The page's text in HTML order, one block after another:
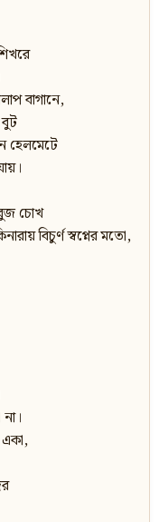
বাগানে,
বুট
হেলমেটে
চোখ
বিচুর্ণ স্বপ্নের মতো,
একা,